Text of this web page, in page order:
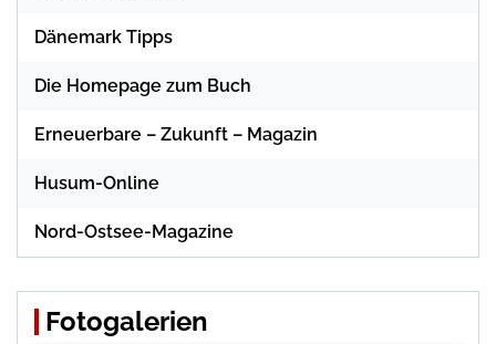
Dänemark Tipps
Die Homepage zum Buch
Erneuerbare – Zukunft – Magazin
Husum-Online
Nord-Ostsee-Magazine
Fotogalerien